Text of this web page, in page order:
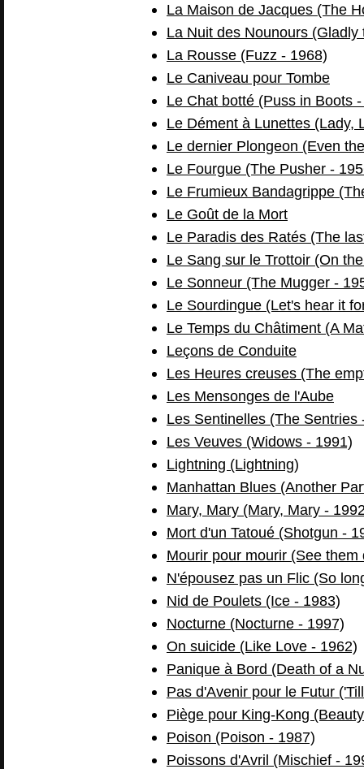
La Maison de Jacques (The
La Nuit des Nounours
La Rousse (Fuzz - 1968)
Le Caniveau pour Tombe
Le Chat botté (Puss in Boots
Le Dément à Lunettes (Lady,
Le dernier Plongeon (Even
Le Fourgue (The Pusher -
Le Frumieux Bandagrippe
Le Goût de la Mort
Le Paradis des Ratés (The
Le Sang sur le Trottoir (On
Le Sonneur (The Mugger -
Le Sourdingue (Let's hear it
Le Temps du Châtiment (A
Leçons de Conduite
Les Heures creuses (The
Les Mensonges de l'Aube
Les Sentinelles (The Sentries
Les Veuves (Widows - 1991)
Lightning (Lightning)
Manhattan Blues (Another
Mary, Mary (Mary, Mary -
Mort d'un Tatoué (Shotgun -
Mourir pour mourir (See them
N'épousez pas un Flic (So
Nid de Poulets (Ice - 1983)
Nocturne (Nocturne - 1997)
On suicide (Like Love - 1962)
Panique à Bord (Death of a
Pas d'Avenir pour le Futur
Piège pour King-Kong
Poison (Poison - 1987)
Poissons d'Avril (Mischief -